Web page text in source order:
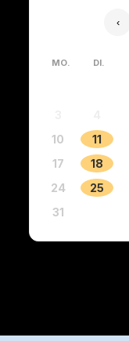
‹
MO. DI.
10
11
17
18
24
25
31